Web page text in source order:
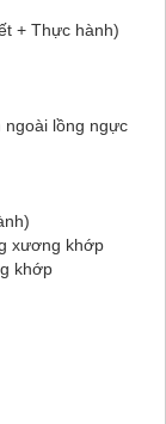
+ Thực hành)
ngoài lồng ngực
xương khớp
khớp